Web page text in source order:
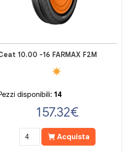
10.00 -16 FARMAX F2M
disponibili:14
157.32€
Acquista